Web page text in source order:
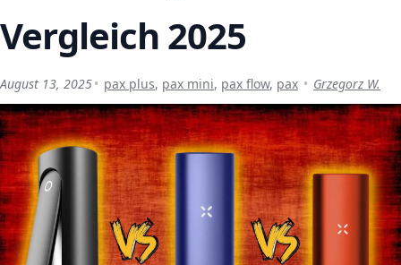
Vergleich 2025
August 13, 2025 pax plus, pax mini, pax flow, pax Grzegorz W.